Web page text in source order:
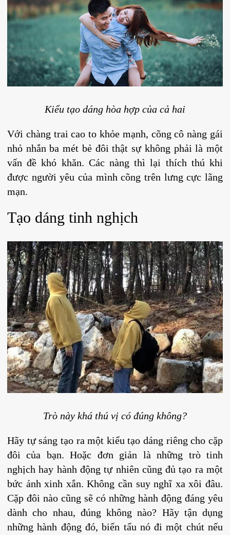
Kiểu tạo dáng hòa hợp của cả hai
Với chàng trai cao to khỏe mạnh, cõng cô nàng gái
nhỏ nhắn ba mét bẻ đôi thật sự không phải là một
vấn đề khó khăn. Các nàng thì lại thích thú khi
được người yêu của mình cõng trên lưng cực lãng
mạn.
Tạo dáng tinh nghịch
Trò này khá thú vị có đúng không?
Hãy tự sáng tạo ra một kiểu tạo dáng riêng cho cặp
đôi của bạn. Hoặc đơn giản là những trò tinh
nghịch hay hành động tự nhiên cũng đủ tạo ra một
bức ảnh xinh xắn. Không cần suy nghĩ xa xôi đâu.
Cặp đôi nào cũng sẽ có những hành động đáng yêu
dành cho nhau, đúng không nào? Hãy tận dụng
những hành động đó, biến tấu nó đi một chút nếu